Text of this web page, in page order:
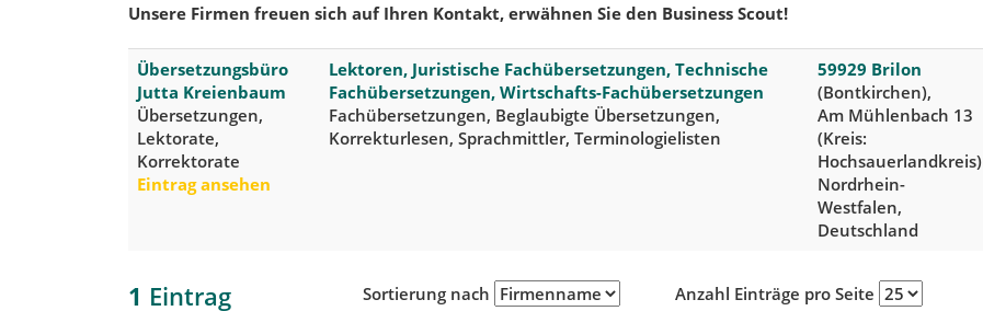
Unsere Firmen freuen sich auf Ihren Kontakt, erwähnen Sie den Business Scout!
Übersetzungsbüro
Jutta Kreienbaum
Übersetzungen,
Lektorate,
Korrektorate
Eintrag ansehen
Lektoren, Juristische Fachübersetzungen, Technische
Fachübersetzungen, Wirtschafts-Fachübersetzungen
Fachübersetzungen, Beglaubigte Übersetzungen,
Korrekturlesen, Sprachmittler, Terminologielisten
59929 Brilon
(Bontkirchen),
Am Mühlenbach 13
(Kreis:
Hochsauerlandkreis)
Nordrhein-
Westfalen,
Deutschland
1 Eintrag Sortierung nach Anzahl Einträge pro Seite